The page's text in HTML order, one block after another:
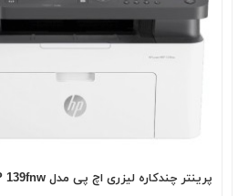
پرینتر چندکاره لیزری اچ‌ پی مدل Laser MFP 139fnw